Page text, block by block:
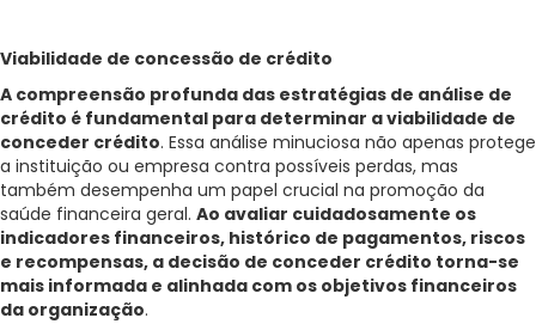
Viabilidade de concessão de crédito
A compreensão profunda das estratégias de análise de
crédito é fundamental para determinar a viabilidade de
conceder crédito. Essa análise minuciosa não apenas protege
a instituição ou empresa contra possíveis perdas, mas
também desempenha um papel crucial na promoção da
saúde financeira geral. Ao avaliar cuidadosamente os
indicadores financeiros, histórico de pagamentos, riscos
e recompensas, a decisão de conceder crédito torna-se
mais informada e alinhada com os objetivos financeiros
da organização.